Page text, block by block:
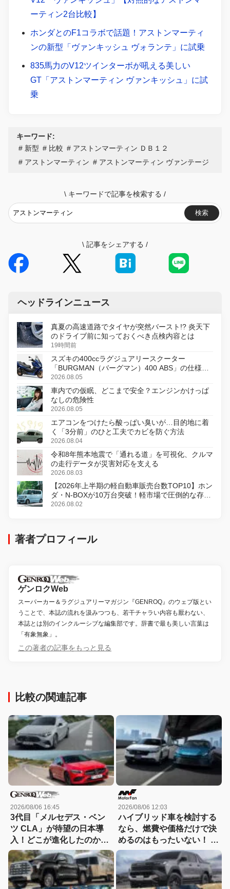
ーティン2台比較】
ホンダとのF1コラボで話題！アストンマーティ
ンの新型「ヴァンキッシュ ヴォランテ」に試乗
835馬力のV12ツインターボが吼える美しい
GT「アストンマーティン ヴァンキッシュ」に試
乗
キーワード:
新型
比較
アストンマーティン ＤＢ１２
アストンマーティン
アストンマーティン ヴァンテージ
\ キーワードで記事を検索する /
検索
\ 記事をシェアする /
ヘッドラインニュース
真夏の高速道路でタイヤが突然バースト!? 炎天下
のドライブ前に知っておくべき点検内容とは
19時間前
スズキの400ccラグジュアリースクーター
「BURGMAN（バーグマン）400 ABS」の仕様を
変更し、8月18日に発売
2026.08.05
車内での仮眠、どこまで安全？エンジンかけっぱ
なしの危険性
2026.08.05
エアコンをつけたら酸っぱい臭いが…目的地に着
く「3分前」のひと工夫でカビを防ぐ方法
2026.08.04
令和8年熊本地震で「通れる道」を可視化、クルマ
の走行データが災害対応を支える
2026.08.03
【2026年上半期の軽自動車販売台数TOP10】ホン
ダ・N-BOXが10万台突破！軽市場で圧倒的な存在
感
2026.08.02
著者プロフィール
ゲンロクWeb
スーパーカー＆ラグジュアリーマガジン『GENROQ』のウェブ版とい
うことで、本誌の流れを汲みつつも、若干チャラい内容も厭わない、
本誌とは別のインクルーシブな編集部です。辞書で最も美しい言葉は
「有象無象」。
この著者の記事をもっと見る
比較の関連記事
2026/08/06 16:45
3代目「メルセデス・ベン
ツ CLA」が待望の日本導
入！どこが進化したのか先
代とエンジン車同士で比較
2026/08/06 12:03
ハイブリッド車を検討する
なら、燃費や価格だけで決
めるのはもったいない！ ト
ヨタとホンダでハイブリッ
ド車の「走りの個性」が異
なるのには理由があった